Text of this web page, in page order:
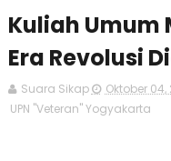
Kuliah Umum
Era Revolusi
Suara Sikap Oktober 04,
UPN "Veteran" Yogyakarta